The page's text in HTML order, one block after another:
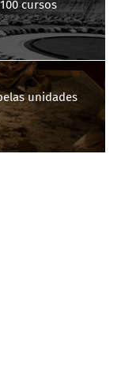
cursos
unidades